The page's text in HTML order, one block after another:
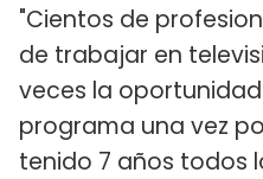
"Cientos de
de trabajar en
veces la
programa una vez
tenido 7 años todos